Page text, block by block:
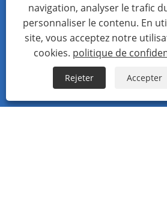
E-mail: sales@jioptics.com
Adresse: Bâtiment 1, place Mingju,
rue Longcheng, district de Longgang,
navigation, analyser le trafic
personnaliser le contenu. En
site, vous acceptez notre
cookies. politique de
Rejeter Accepter